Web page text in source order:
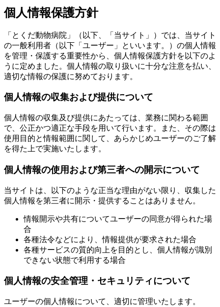
個人情報保護方針
「とくだ動物病院」（以下、「当サイト」）では、当サイト
の一般利用者（以下「ユーザー」といいます。）の個人情報
を管理・保護する重要性から、個人情報保護方針を以下のよ
うに定めました。個人情報の取り扱いに十分な注意を払い、
適切な情報の保護に努めております。
個人情報の収集および提供について
個人情報の収集及び提供にあたっては、業務に関わる範囲
で、公正かつ適正な手段を用いて行います。また、その際は
使用目的と情報範囲に関して、あらかじめユーザーのご了解
を得た上で実施いたします。
個人情報の使用および第三者への開示について
当サイトは、以下のような正当な理由がない限り、収集した
個人情報を第三者に開示・提供することはありません。
情報開示や共有についてユーザーの同意が得られた場
合
各種法令などにより、情報提供が要求された場合
各種サービスの質的向上を目的とし、個人情報が識別
できない状態で利用する場合
個人情報の安全管理・セキュリティについて
ユーザーの個人情報について、適切に管理いたします。